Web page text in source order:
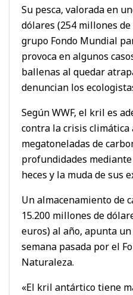
Su pesca, valorada en
dólares (254 millones
grupo Fondo Mundial
provoca en algunos
ballenas al quedar
denuncian los
Según WWF, el kril es
contra la crisis
megatoneladas de
profundidades
heces y la muda de sus
Un almacenamiento de
15.200 millones de
euros) al año, apunta
semana pasada por el
Naturaleza.
«El kril antártico tiene